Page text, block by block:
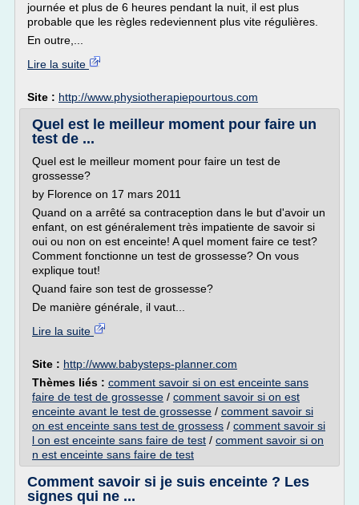
journée et plus de 6 heures pendant la nuit, il est plus
probable que les règles redeviennent plus vite régulières.
En outre,...
Lire la suite
Site : http://www.physiotherapiepourtous.com
Quel est le meilleur moment pour faire un
test de ...
Quel est le meilleur moment pour faire un test de
grossesse?
by Florence on 17 mars 2011
Quand on a arrêté sa contraception dans le but d'avoir un
enfant, on est généralement très impatiente de savoir si
oui ou non on est enceinte! A quel moment faire ce test?
Comment fonctionne un test de grossesse? On vous
explique tout!
Quand faire son test de grossesse?
De manière générale, il vaut...
Lire la suite
Site : http://www.babysteps-planner.com
Thèmes liés : comment savoir si on est enceinte sans
faire de test de grossesse / comment savoir si on est
enceinte avant le test de grossesse / comment savoir si
on est enceinte sans test de grossess / comment savoir si
l on est enceinte sans faire de test / comment savoir si on
n est enceinte sans faire de test
Comment savoir si je suis enceinte ? Les
signes qui ne ...